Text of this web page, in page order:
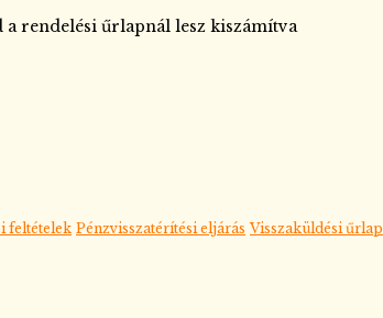
a rendelési űrlapnál lesz kiszámítva
feltételek Pénzvisszatérítési eljárás Visszaküldési űrlap